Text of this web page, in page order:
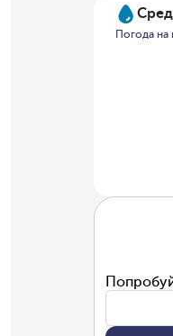
Погода на